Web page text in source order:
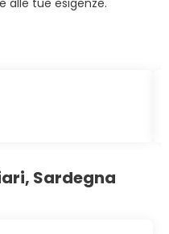
alle tue esigenze.
Sardegna